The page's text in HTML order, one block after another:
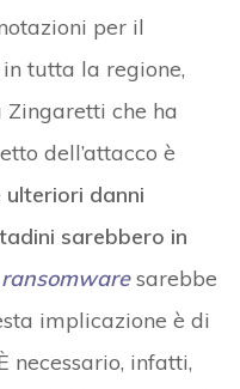
per il
tutta la regione,
che ha
dell’attacco è
ulteriori danni
sarebbero in
ransomwaresarebbe
implicazione è di
necessario, infatti,